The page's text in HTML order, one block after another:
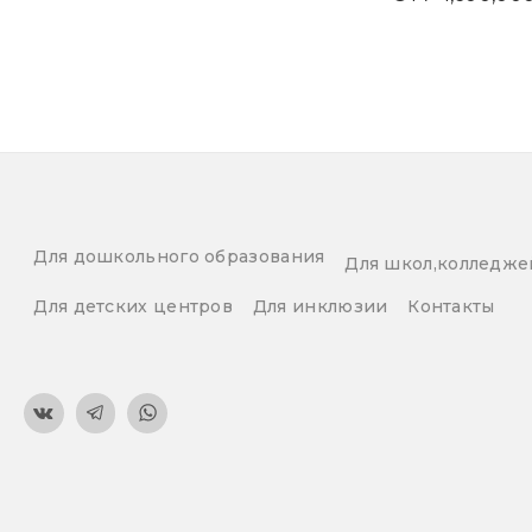
Для дошкольного образования
Для
Для детских центров
Для инклюзии Контакты